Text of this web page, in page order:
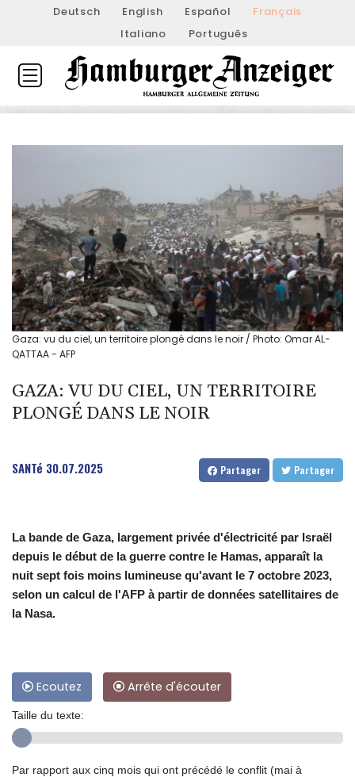
Deutsch English Español
Français
Italiano
Português
Gaza: vu du ciel, un territoire plongé dans le noir / Photo: Omar AL-
QATTAA - AFP
GAZA: VU DU CIEL, UN TERRITOIRE
PLONGÉ DANS LE NOIR
SANTé 30.07.2025 Partager Partager
La bande de Gaza, largement privée d'électricité par Israël
depuis le début de la guerre contre le Hamas, apparaît la
nuit sept fois moins lumineuse qu'avant le 7 octobre 2023,
selon un calcul de l'AFP à partir de données satellitaires de
la Nasa.
Ecoutez Arrête d'écouter
Taille du texte:
Par rapport aux cinq mois qui ont précédé le conflit (mai à